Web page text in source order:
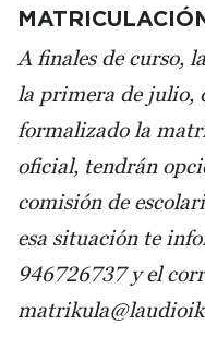
A finales de curso,
la primera de julio,
formalizado la
oficial, tendrán
comisión de
esa situación te
946726737 y el